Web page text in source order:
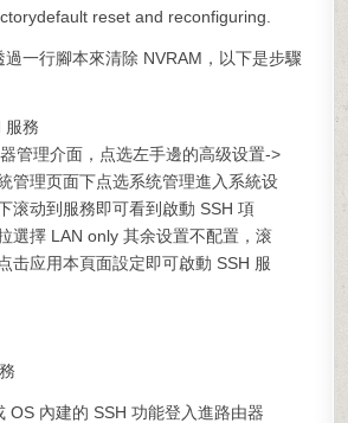
default reset and reconfiguring.
過一行腳本來清除 NVRAM，以下是步驟
服務
管理介面，点选左手邊的高级设置->
管理页面下点选系统管理進入系統设
滚动到服務即可看到啟動 SSH 項
選擇 LAN only 其余设置不配置，滚
击应用本頁面設定即可啟動 SSH 服
OS 內建的 SSH 功能登入進路由器